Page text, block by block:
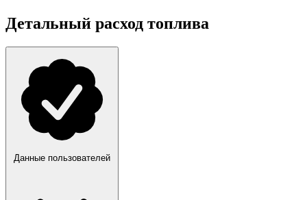
Детальный расход топлива
Данные пользователей